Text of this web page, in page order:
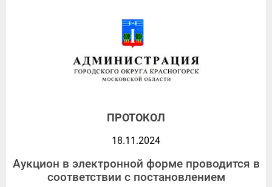
ПРОТОКОЛ
18.11.2024
Аукцион в электронной форме проводится в
соответствии с постановлением